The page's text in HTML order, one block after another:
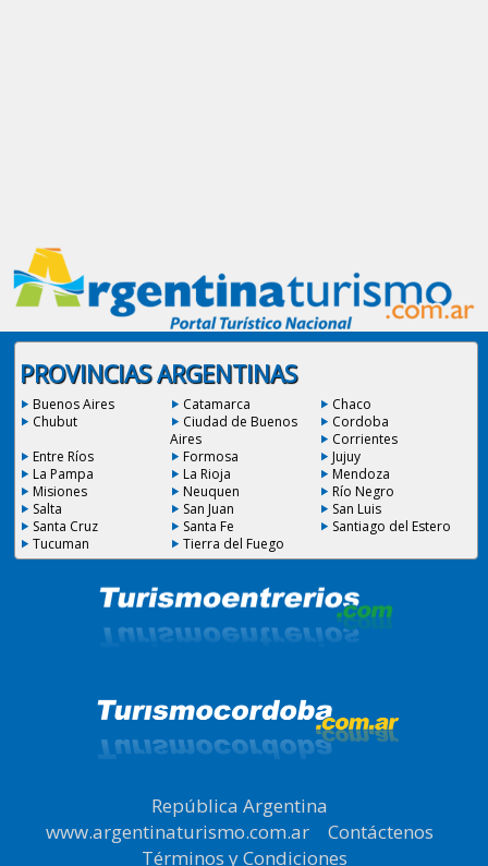
PROVINCIAS ARGENTINAS
Buenos Aires Catamarca
Chaco
Chubut
Ciudad de Buenos
Aires
Cordoba
Corrientes
Entre Ríos
Formosa
Jujuy
La Pampa
La Rioja
Mendoza
Misiones
Neuquen
Río Negro
Salta
San Juan
San Luis
Santa Cruz
Santa Fe
Santiago del Estero
Tucuman
Tierra del Fuego
República Argentina
www.argentinaturismo.com.ar| Contáctenos
Términos y Condiciones